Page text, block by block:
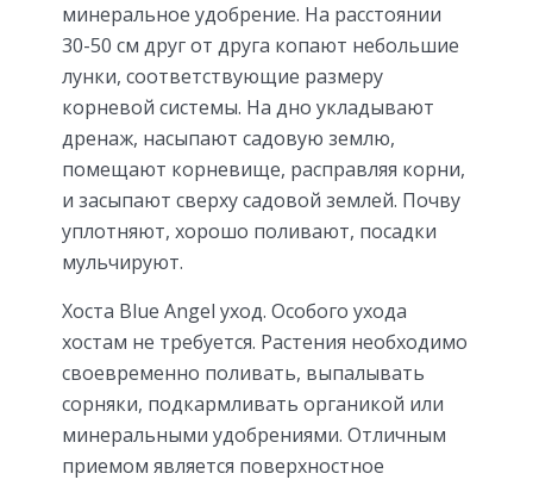
минеральное удобрение. На расстоянии
30-50 см друг от друга копают небольшие
лунки, соответствующие размеру
корневой системы. На дно укладывают
дренаж, насыпают садовую землю,
помещают корневище, расправляя корни,
и засыпают сверху садовой землей. Почву
уплотняют, хорошо поливают, посадки
мульчируют.
Хоста Blue Angel уход. Особого ухода
хостам не требуется. Растения необходимо
своевременно поливать, выпалывать
сорняки, подкармливать органикой или
минеральными удобрениями. Отличным
приемом является поверхностное